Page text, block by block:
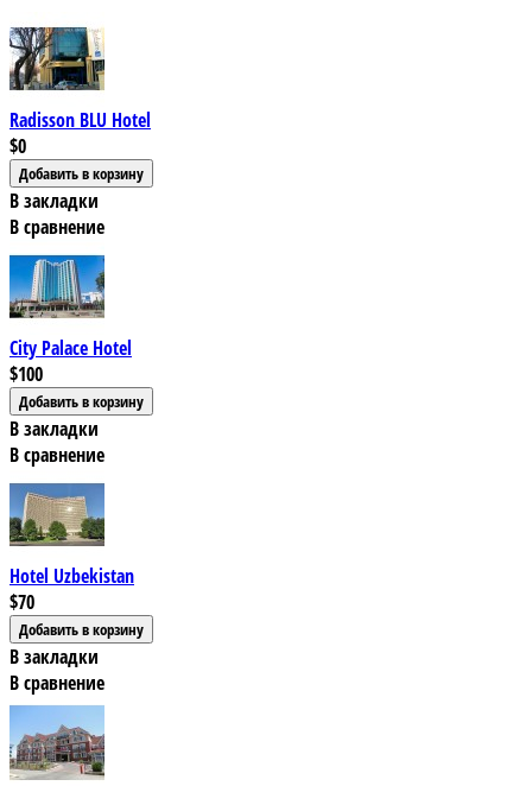
Radisson BLU Hotel
$0
В закладки
В сравнение
City Palace Hotel
$100
В закладки
В сравнение
Hotel Uzbekistan
$70
В закладки
В сравнение